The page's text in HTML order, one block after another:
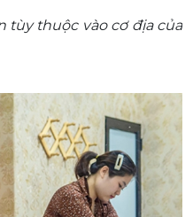
tùy thuộc vào cơ địa của